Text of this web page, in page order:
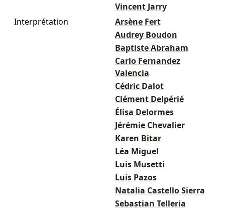
Vincent Jarry
Interprétation
Arsène Fert
Audrey Boudon
Baptiste Abraham
Carlo Fernandez
Valencia
Cédric Dalot
Clément Delpérié
Élisa Delormes
Jérémie Chevalier
Karen Bitar
Léa Miguel
Luis Musetti
Luis Pazos
Natalia Castello Sierra
Sebastian Telleria